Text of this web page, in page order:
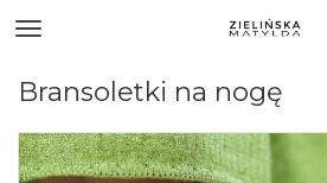
Bransoletki na nogę